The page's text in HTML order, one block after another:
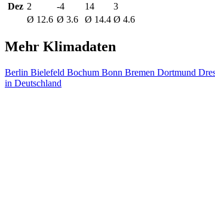
Dez 2 -4 14
3
Ø 12.6 Ø 3.6 Ø 14.4 Ø 4.6
Mehr Klimadaten
Berlin Bielefeld Bochum Bonn Bremen Dortmund
in Deutschland